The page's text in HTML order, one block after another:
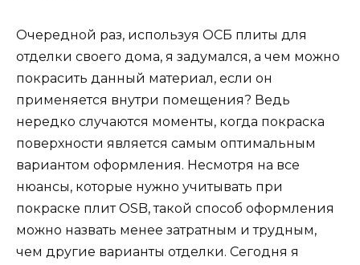
Очередной раз, используя ОСБ плиты для
отделки своего дома, я задумался, а чем можно
покрасить данный материал, если он
применяется внутри помещения? Ведь
нередко случаются моменты, когда покраска
поверхности является самым оптимальным
вариантом оформления. Несмотря на все
нюансы, которые нужно учитывать при
покраске плит OSB, такой способ оформления
можно назвать менее затратным и трудным,
чем другие варианты отделки. Сегодня я